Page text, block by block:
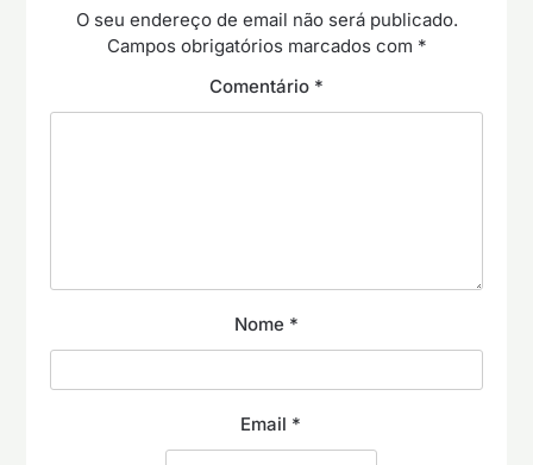
O seu endereço de email não será publicado.
Campos obrigatórios marcados com *
Comentário *
Nome *
Email *